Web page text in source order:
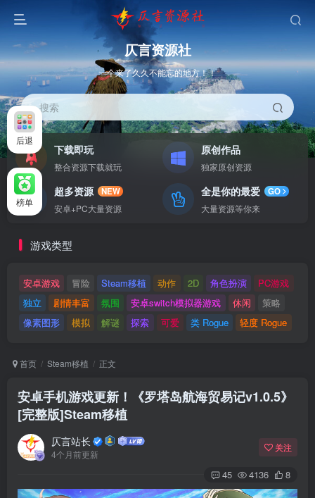
仄言资源社
一个来了久久不能忘的地方！！
搜索
下载即玩
整合资源下载就玩
原创作品
独家原创资源
超多资源
NEW
安卓+PC大量资源
全是你的最爱
GO
大量资源等你来
游戏类型
安卓游戏 冒险 Steam移植 动作 2D 角色扮演
PC游戏
独立
剧情丰富 氛围 安卓switch模拟器游戏 休闲
策略
像素图形
模拟 解谜 探索 可爱 类 Rogue 轻度 Rogue
首页 Steam移植 正文
安卓手机游戏更新！《罗塔岛航海贸易记v1.0.5》
[完整版]Steam移植
仄言站长
4个月前更新
关注
45 4136 8
后退
榜单